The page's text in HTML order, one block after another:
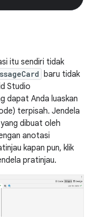
itu sendiri tidak
baru tidak
Studio
dapat Anda luaskan
terpisah. Jendela
dibuat oleh
anotasi
kapan pun, klik
pratinjau.